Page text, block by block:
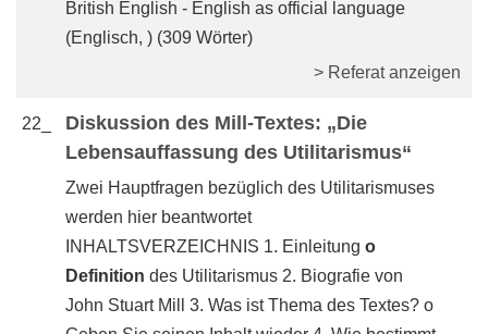
British English - English as official language
(Englisch, ) (309 Wörter)
> Referat anzeigen
22_
Diskussion des Mill-Textes: „Die
Lebensauffassung des Utilitarismus“
Zwei Hauptfragen bezüglich des Utilitarismuses
werden hier beantwortet
INHALTSVERZEICHNIS 1. Einleitung o
Definition des Utilitarismus 2. Biografie von
John Stuart Mill 3. Was ist Thema des Textes? o